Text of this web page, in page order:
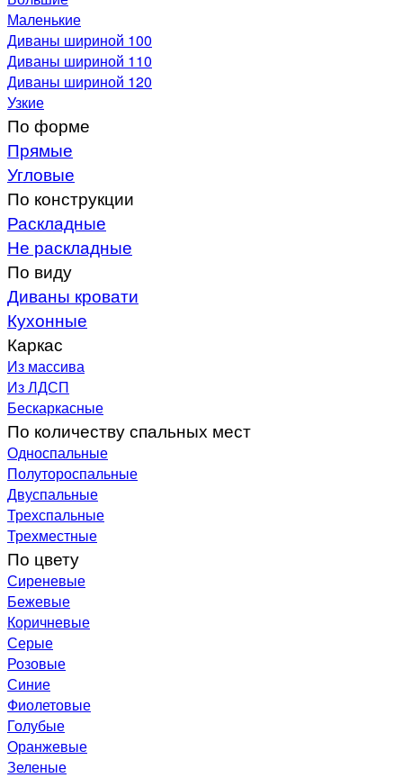
Маленькие
Диваны шириной 100
Диваны шириной 110
Диваны шириной 120
Узкие
По форме
Прямые
Угловые
По конструкции
Раскладные
Не раскладные
По виду
Диваны кровати
Кухонные
Каркас
Из массива
Из ЛДСП
Бескаркасные
По количеству спальных мест
Односпальные
Полутороспальные
Двуспальные
Трехспальные
Трехместные
По цвету
Сиреневые
Бежевые
Коричневые
Серые
Розовые
Синие
Фиолетовые
Голубые
Оранжевые
Зеленые